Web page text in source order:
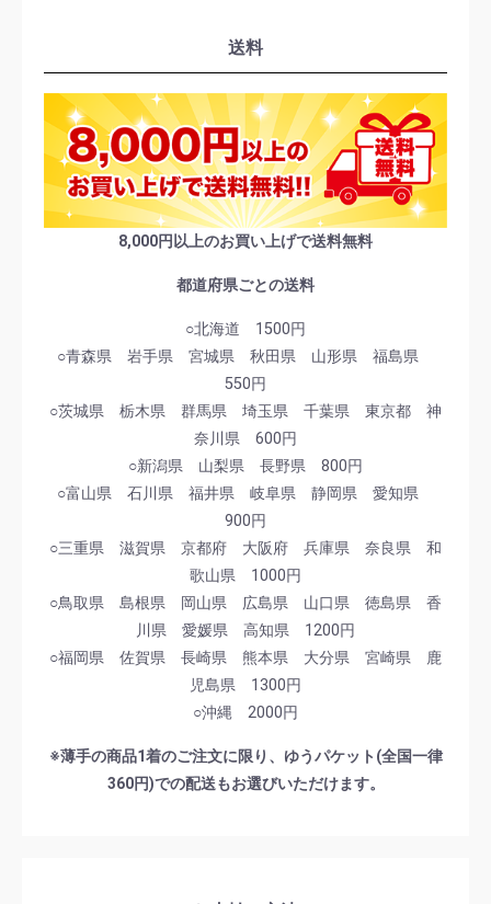
送料
8,000円以上のお買い上げで送料無料
都道府県ごとの送料
○北海道 1500円
○青森県 岩手県 宮城県 秋田県 山形県 福島県
550円
○茨城県 栃木県 群馬県 埼玉県 千葉県 東京都 神
奈川県 600円
○新潟県 山梨県 長野県 800円
○富山県 石川県 福井県 岐阜県 静岡県 愛知県
900円
○三重県 滋賀県 京都府 大阪府 兵庫県 奈良県 和
歌山県 1000円
○鳥取県 島根県 岡山県 広島県 山口県 徳島県 香
川県 愛媛県 高知県 1200円
○福岡県 佐賀県 長崎県 熊本県 大分県 宮崎県 鹿
児島県 1300円
○沖縄 2000円
※薄手の商品1着のご注文に限り、ゆうパケット(全国一律
360円)での配送もお選びいただけます。